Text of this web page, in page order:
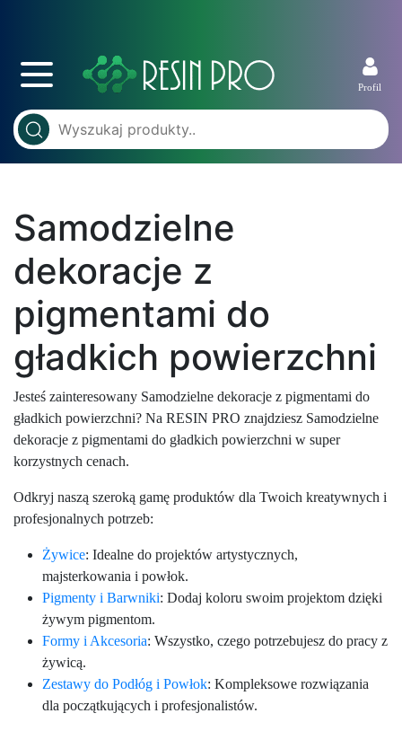
Profil
Samodzielne
dekoracje z
pigmentami do
gładkich powierzchni
Jesteś zainteresowany Samodzielne dekoracje z pigmentami do
gładkich powierzchni? Na RESIN PRO znajdziesz Samodzielne
dekoracje z pigmentami do gładkich powierzchni w super
korzystnych cenach.
Odkryj naszą szeroką gamę produktów dla Twoich kreatywnych i
profesjonalnych potrzeb:
Żywice: Idealne do projektów artystycznych,
majsterkowania i powłok.
Pigmenty i Barwniki: Dodaj koloru swoim projektom dzięki
żywym pigmentom.
Formy i Akcesoria: Wszystko, czego potrzebujesz do pracy z
żywicą.
Zestawy do Podłóg i Powłok: Kompleksowe rozwiązania
dla początkujących i profesjonalistów.